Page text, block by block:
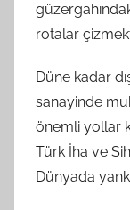
rotalar
Düne kadar
sanayinde
önemli yollar
Türk İha ve
Dünyada